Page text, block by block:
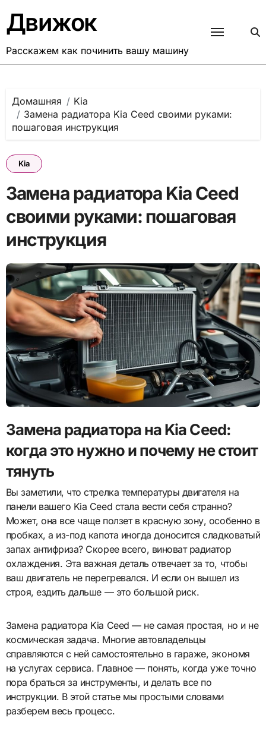
содержанию
Движок
Расскажем как починить вашу машину
Домашняя
Kia
Замена радиатора Kia Ceed своими руками:
пошаговая инструкция
Kia
Замена радиатора Kia Ceed
своими руками: пошаговая
инструкция
Замена радиатора на Kia Ceed:
когда это нужно и почему не стоит
тянуть
Вы заметили, что стрелка температуры двигателя на
панели вашего Kia Ceed стала вести себя странно?
Может, она все чаще ползет в красную зону, особенно в
пробках, а из-под капота иногда доносится сладковатый
запах антифриза? Скорее всего, виноват радиатор
охлаждения. Эта важная деталь отвечает за то, чтобы
ваш двигатель не перегревался. И если он вышел из
строя, ездить дальше — это большой риск.
Замена радиатора Kia Ceed — не самая простая, но и не
космическая задача. Многие автовладельцы
справляются с ней самостоятельно в гараже, экономя
на услугах сервиса. Главное — понять, когда уже точно
пора браться за инструменты, и делать все по
инструкции. В этой статье мы простыми словами
разберем весь процесс.